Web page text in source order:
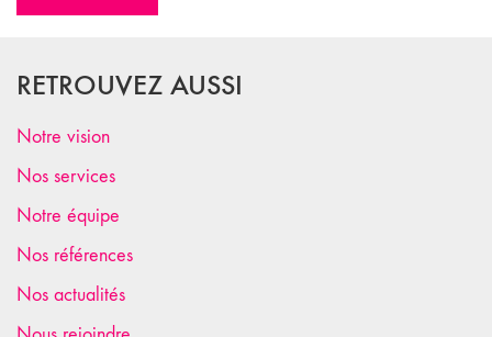
RETROUVEZ AUSSI
Notre vision
Nos services
Notre équipe
Nos références
Nos actualités